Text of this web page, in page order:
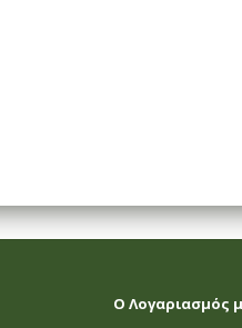
Ο Λογαριασμός